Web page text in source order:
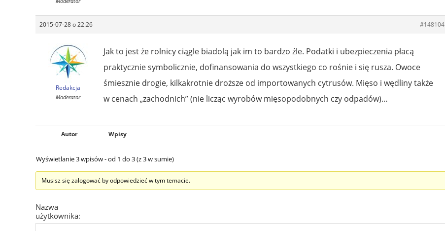
2015-07-28 o 22:26 #148104
Redakcja
Moderator
Jak to jest że rolnicy ciągle biadolą jak im to bardzo źle. Podatki i ubezpieczenia płacą
praktycznie symbolicznie, dofinansowania do wszystkiego co rośnie i się rusza. Owoce
śmiesznie drogie, kilkakrotnie droższe od importowanych cytrusów. Mięso i wędliny także
w cenach „zachodnich” (nie licząc wyrobów mięsopodobnych czy odpadów)…
Autor Wpisy
Wyświetlanie 3 wpisów - od 1 do 3 (z 3 w sumie)
Musisz się zalogować by odpowiedzieć w tym temacie.
Nazwa
użytkownika: